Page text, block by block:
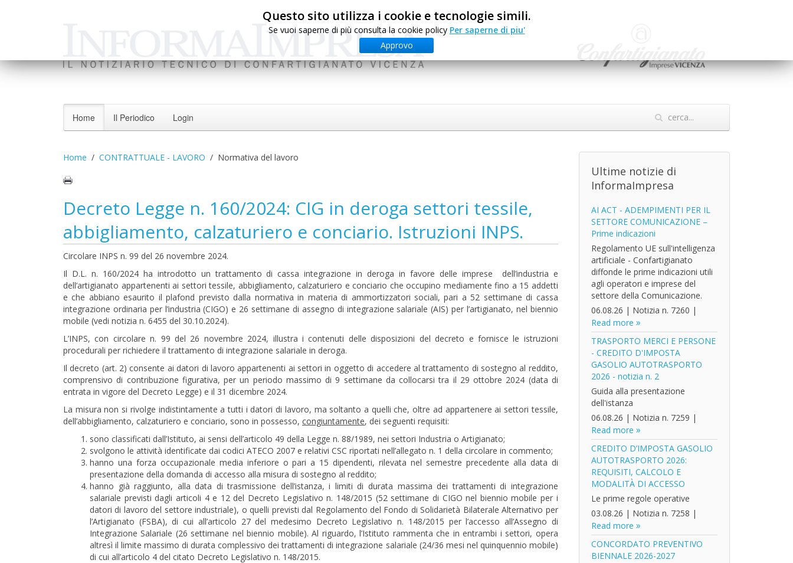
Questo sito utilizza i cookie e tecnologie simili.
Se vuoi saperne di più consulta la cookie policy Per saperne di piu'
Approvo
Home Il Periodico Login
Home CONTRATTUALE - LAVORO Normativa del lavoro
Decreto Legge n. 160/2024: CIG in deroga settori tessile,
abbigliamento, calzaturiero e conciario. Istruzioni INPS.
Circolare INPS n. 99 del 26 novembre 2024.
Il D.L. n. 160/2024 ha introdotto un trattamento di cassa integrazione in deroga in favore delle imprese dell’industria e
dell’artigianato appartenenti ai settori tessile, abbigliamento, calzaturiero e conciario che occupino mediamente fino a 15 addetti
e che abbiano esaurito il plafond previsto dalla normativa in materia di ammortizzatori sociali, pari a 52 settimane di cassa
integrazione ordinaria per l’industria (CIGO) e 26 settimane di assegno di integrazione salariale (AIS) per l’artigianato, nel biennio
mobile (vedi notizia n. 6455 del 30.10.2024).
L’INPS, con circolare n. 99 del 26 novembre 2024, illustra i contenuti delle disposizioni del decreto e fornisce le istruzioni
procedurali per richiedere il trattamento di integrazione salariale in deroga.
Il decreto (art. 2) consente ai datori di lavoro appartenenti ai settori in oggetto di accedere al trattamento di sostegno al reddito,
comprensivo di contribuzione figurativa, per un periodo massimo di 9 settimane da collocarsi tra il 29 ottobre 2024 (data di
entrata in vigore del Decreto Legge) e il 31 dicembre 2024.
La misura non si rivolge indistintamente a tutti i datori di lavoro, ma soltanto a quelli che, oltre ad appartenere ai settori tessile,
dell’abbigliamento, calzaturiero e conciario, sono in possesso, congiuntamente, dei seguenti requisiti:
sono classificati dall’Istituto, ai sensi dell’articolo 49 della Legge n. 88/1989, nei settori Industria o Artigianato;
svolgono le attività identificate dai codici ATECO 2007 e relativi CSC riportati nell’allegato n. 1 della circolare in commento;
hanno una forza occupazionale media inferiore o pari a 15 dipendenti, rilevata nel semestre precedente alla data di
presentazione della domanda di accesso alla misura di sostegno al reddito;
hanno già raggiunto, alla data di trasmissione dell’istanza, i limiti di durata massima dei trattamenti di integrazione
salariale previsti dagli articoli 4 e 12 del Decreto Legislativo n. 148/2015 (52 settimane di CIGO nel biennio mobile per i
datori di lavoro del settore industriale), o quelli previsti dal Regolamento del Fondo di Solidarietà Bilaterale Alternativo per
l’Artigianato (FSBA), di cui all’articolo 27 del medesimo Decreto Legislativo n. 148/2015 per l’accesso all’Assegno di
Integrazione Salariale (26 settimane nel biennio mobile). Al riguardo, l’Istituto rammenta che in entrambi i settori, opera
altresì il limite massimo di durata complessivo dei trattamenti di integrazione salariale (24/36 mesi nel quinquennio mobile)
di cui all’articolo 4 del citato Decreto Legislativo n. 148/2015.
Ultime notizie di
InformaImpresa
AI ACT - ADEMPIMENTI PER IL
SETTORE COMUNICAZIONE –
Prime indicazioni
Regolamento UE sull'intelligenza
artificiale - Confartigianato
diffonde le prime indicazioni utili
agli operatori e imprese del
settore della Comunicazione.
06.08.26 | Notizia n. 7260 |
Read more
TRASPORTO MERCI E PERSONE
- CREDITO D'IMPOSTA
GASOLIO AUTOTRASPORTO
2026 - notizia n. 2
Guida alla presentazione
dell'istanza
06.08.26 | Notizia n. 7259 |
Read more
CREDITO D’IMPOSTA GASOLIO
AUTOTRASPORTO 2026:
REQUISITI, CALCOLO E
MODALITÀ DI ACCESSO
Le prime regole operative
03.08.26 | Notizia n. 7258 |
Read more
CONCORDATO PREVENTIVO
BIENNALE 2026-2027